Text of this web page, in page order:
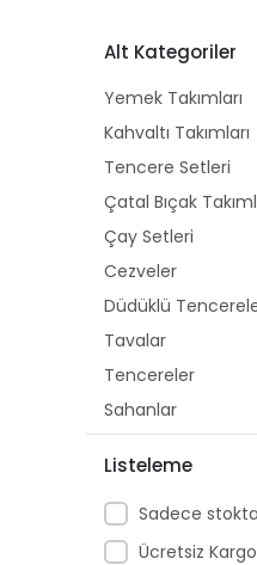
Alt Kategoriler
Yemek Takımları
Kahvaltı Takımları
Tencere Setleri
Çatal Bıçak
Çay Setleri
Cezveler
Düdüklü
Tavalar
Tencereler
Sahanlar
Semaverler
Servis Seti
Çeyiz Seti
Listeleme
Sadece
Ücretsiz Kargo